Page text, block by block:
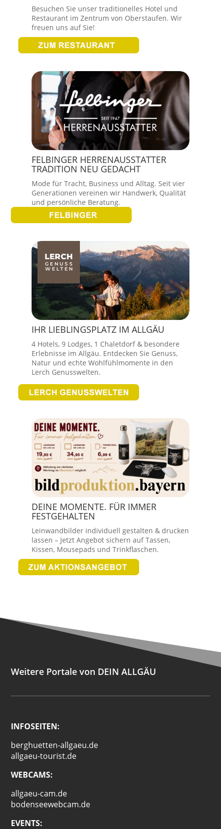
Besuchen Sie unser traditionelles Hotel und
Restaurant im Zentrum von Oberstaufen. Wir
freuen uns auf Sie!
FELBINGER HERRENAUSSTATTER
TRADITION NEU GEDACHT
Mode für Tracht, Business und Alltag. Seit vier
Generationen vereinen wir Handwerk, Qualität
und persönliche Beratung.
IHR LIEBLINGSPLATZ IM ALLGÄU
4 Hotels, 9 Lodges, 1 Chaletdorf & besondere
Erlebnisse im Allgäu. Entdecken Sie Genuss,
Natur und echte Wohlfühlmomente in den
Lerch Genusswelten.
DEINE MOMENTE. FÜR IMMER
FESTGEHALTEN
Leinwandbilder individuell gestalten & drucken
lassen – Jetzt Angebot sichern auf Tassen,
Kissen, Mousepads und Trinkflaschen.
Weitere Portale von DEIN ALLGÄU
INFOSEITEN:
berghuetten-allgaeu.de
allgaeu-tourist.de
WEBCAMS:
allgaeu-cam.de
bodenseewebcam.de
EVENTS: